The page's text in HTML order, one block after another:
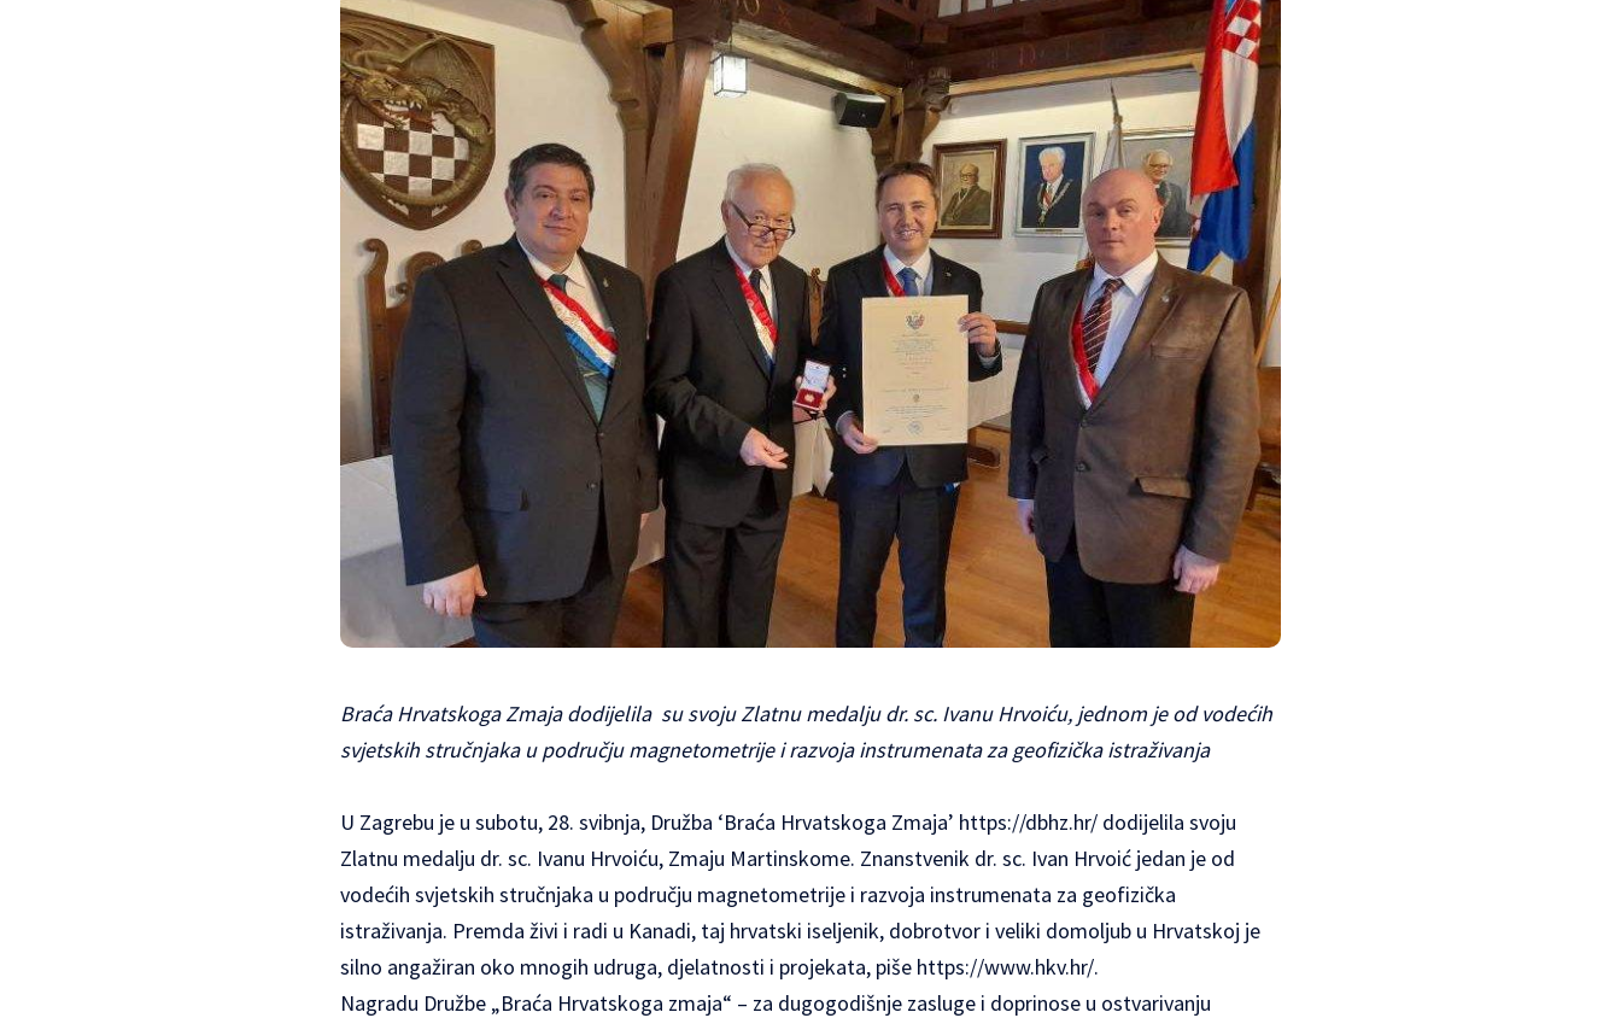
Braća Hrvatskoga Zmaja dodijelila su svoju Zlatnu medalju dr. sc. Ivanu Hrvoiću, jednom je od vodećih
svjetskih stručnjaka u području magnetometrije i razvoja instrumenata za geofizička istraživanja
U Zagrebu je u subotu, 28. svibnja, Družba ‘Braća Hrvatskoga Zmaja’ https://dbhz.hr/ dodijelila svoju
Zlatnu medalju dr. sc. Ivanu Hrvoiću, Zmaju Martinskome. Znanstvenik dr. sc. Ivan Hrvoić jedan je od
vodećih svjetskih stručnjaka u području magnetometrije i razvoja instrumenata za geofizička
istraživanja. Premda živi i radi u Kanadi, taj hrvatski iseljenik, dobrotvor i veliki domoljub u Hrvatskoj je
silno angažiran oko mnogih udruga, djelatnosti i projekata, piše https://www.hkv.hr/.
Nagradu Družbe „Braća Hrvatskoga zmaja“ – za dugogodišnje zasluge i doprinose u ostvarivanju